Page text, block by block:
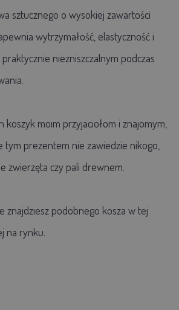
sztucznego o wysokiej zawartości
wytrzymałość, elastyczność i
niezniszczalnym podczas
koszyk moim przyjaciołom i znajomym,
tym prezentem nie zawiedzie nikogo,
zwierzęta czy pali drewnem.
znajdziesz podobnego kosza w tej
na rynku.